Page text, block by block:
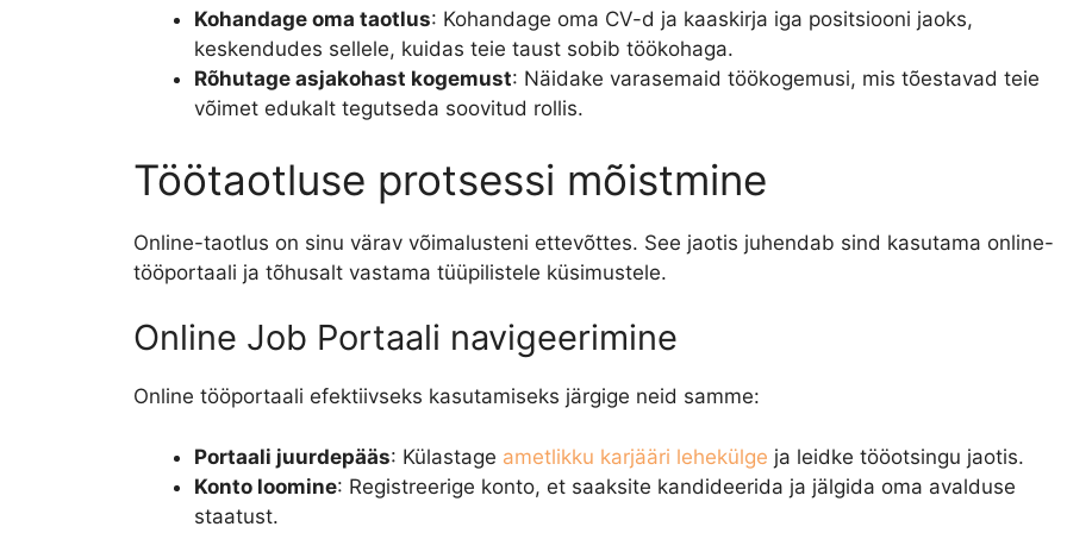
Kohandage oma taotlus: Kohandage oma CV-d ja kaaskirja iga positsiooni jaoks,
keskendudes sellele, kuidas teie taust sobib töökohaga.
Rõhutage asjakohast kogemust: Näidake varasemaid töökogemusi, mis tõestavad teie
võimet edukalt tegutseda soovitud rollis.
Töötaotluse protsessi mõistmine
Online-taotlus on sinu värav võimalusteni ettevõttes. See jaotis juhendab sind kasutama online-
tööportaali ja tõhusalt vastama tüüpilistele küsimustele.
Online Job Portaali navigeerimine
Online tööportaali efektiivseks kasutamiseks järgige neid samme:
Portaali juurdepääs: Külastage ametlikku karjääri lehekülge ja leidke tööotsingu jaotis.
Konto loomine: Registreerige konto, et saaksite kandideerida ja jälgida oma avalduse
staatust.